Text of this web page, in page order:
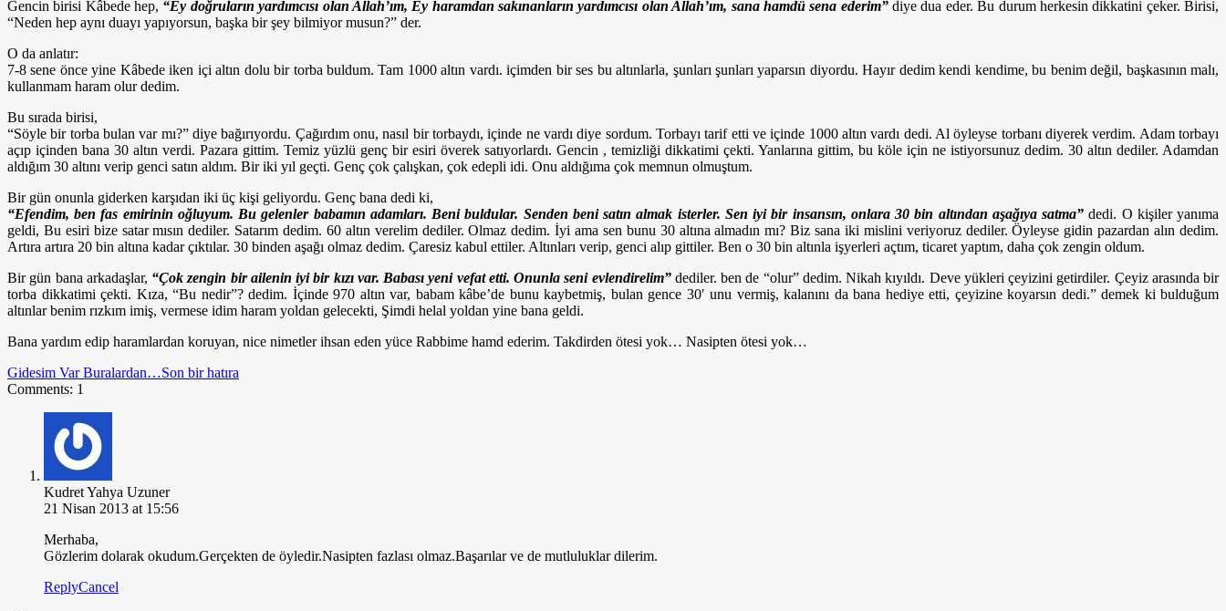
Gencin birisi Kâbede hep, “Ey doğruların yardımcısı olan Allah’ım, Ey haramdan sakınanların yardımcısı olan Allah’ım, sana hamdü sena ederim”diye dua eder. Bu durum herkesin dikkatini çeker. Birisi,
“Neden hep aynı duayı yapıyorsun, başka bir şey bilmiyor musun?” der.
O da anlatır:
7-8 sene önce yine Kâbede iken içi altın dolu bir torba buldum. Tam 1000 altın vardı. içimden bir ses bu altınlarla, şunları şunları yaparsın diyordu. Hayır dedim kendi kendime, bu benim değil, başkasının malı,
kullanmam haram olur dedim.
Bu sırada birisi,
“Söyle bir torba bulan var mı?” diye bağırıyordu. Çağırdım onu, nasıl bir torbaydı, içinde ne vardı diye sordum. Torbayı tarif etti ve içinde 1000 altın vardı dedi. Al öyleyse torbanı diyerek verdim. Adam torbayı
açıp içinden bana 30 altın verdi. Pazara gittim. Temiz yüzlü genç bir esiri överek satıyorlardı. Gencin , temizliği dikkatimi çekti. Yanlarına gittim, bu köle için ne istiyorsunuz dedim. 30 altın dediler. Adamdan
aldığım 30 altını verip genci satın aldım. Bir iki yıl geçti. Genç çok çalışkan, çok edepli idi. Onu aldığıma çok memnun olmuştum.
Bir gün onunla giderken karşıdan iki üç kişi geliyordu. Genç bana dedi ki,
“Efendim, ben fas emirinin oğluyum. Bu gelenler babamın adamları. Beni buldular. Senden beni satın almak isterler. Sen iyi bir insansın, onlara 30 bin altından aşağıya satma” dedi. O kişiler yanıma
geldi, Bu esiri bize satar mısın dediler. Satarım dedim. 60 altın verelim dediler. Olmaz dedim. İyi ama sen bunu 30 altına almadın mı? Biz sana iki mislini veriyoruz dediler. Öyleyse gidin pazardan alın dedim.
Artıra artıra 20 bin altına kadar çıktılar. 30 binden aşağı olmaz dedim. Çaresiz kabul ettiler. Altınları verip, genci alıp gittiler. Ben o 30 bin altınla işyerleri açtım, ticaret yaptım, daha çok zengin oldum.
Bir gün bana arkadaşlar, “Çok zengin bir ailenin iyi bir kızı var. Babası yeni vefat etti. Onunla seni evlendirelim” dediler. ben de “olur” dedim. Nikah kıyıldı. Deve yükleri çeyizini getirdiler. Çeyiz arasında bir
torba dikkatimi çekti. Kıza, “Bu nedir”? dedim. İçinde 970 altın var, babam kâbe’de bunu kaybetmiş, bulan gence 30′ unu vermiş, kalanını da bana hediye etti, çeyizine koyarsın dedi.” demek ki bulduğum
altınlar benim rızkım imiş, vermese idim haram yoldan gelecekti, Şimdi helal yoldan yine bana geldi.
Bana yardım edip haramlardan koruyan, nice nimetler ihsan eden yüce Rabbime hamd ederim. Takdirden ötesi yok… Nasipten ötesi yok…
Gidesim Var Buralardan…Son bir hatıra
Comments: 1
Kudret Yahya Uzuner
21 Nisan 2013 at 15:56
Merhaba,
Gözlerim dolarak okudum.Gerçekten de öyledir.Nasipten fazlası olmaz.Başarılar ve de mutluluklar dilerim.
ReplyCancel